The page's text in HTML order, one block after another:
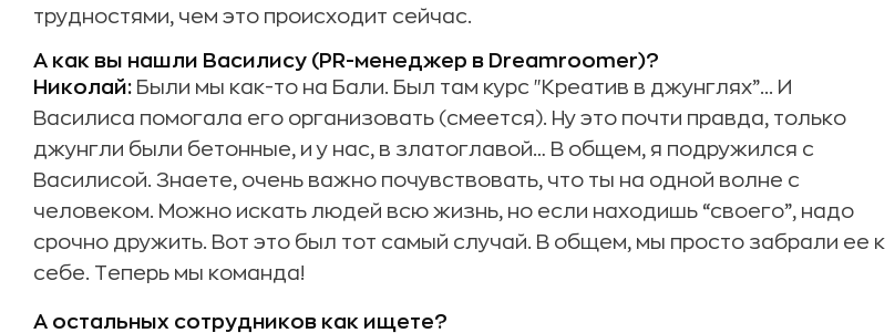
трудностями, чем это происходит сейчас.
А как вы нашли Василису (PR-менеджер в Dreamroomer)?
Николай: Были мы как-то на Бали. Был там курс "Креатив в джунглях”... И
Василиса помогала его организовать (смеется). Ну это почти правда, только
джунгли были бетонные, и у нас, в златоглавой… В общем, я подружился с
Василисой. Знаете, очень важно почувствовать, что ты на одной волне с
человеком. Можно искать людей всю жизнь, но если находишь “своего”, надо
срочно дружить. Вот это был тот самый случай. В общем, мы просто забрали ее к
себе. Теперь мы команда!
А остальных сотрудников как ищете?